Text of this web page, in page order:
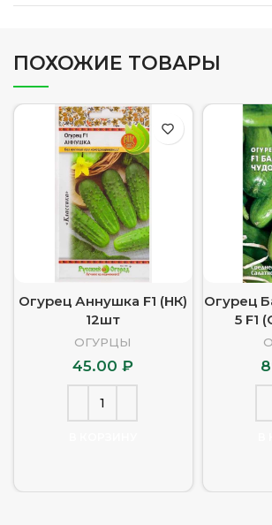
ПОХОЖИЕ ТОВАРЫ
Огурец Аннушка F1 (НК)
12шт
ОГУРЦЫ
45.00₽
Огурец
5 F1